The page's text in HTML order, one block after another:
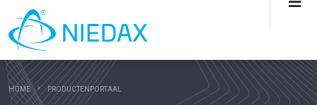
HOME PRODUCTENPORTAAL